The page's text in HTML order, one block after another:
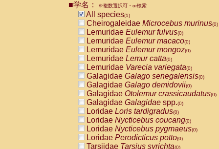
CebidaeCebus nigrivittatus
CebidaeCebus
CebidaeSaimiri boliviensis(0)
CebidaeSaimiri sciureus(0)
AtelidaeAlouatta caraya(0)
AtelidaeAlouatta fusca(0)
AtelidaeAlouatta seniculus
AtelidaeAlouattaspp.(0)
AtelidaeAteles belzebuth(0)
AtelidaeAteles geoffroyi(0)
AtelidaeAteles paniscus(0)
AtelidaeAtelesspp.(0)
Atelidae Lagothrix lagothricha
AtelidaeLagothrix lagothricha cana
PitheciidaeCacajao calvus
PitheciidaeCallicebus cupreus
PitheciidaeCallicebus donacophilus
■学名： ※複数選択可・or検索
All species(1)
Cheirogaleidae Microcebus murinus(0)
Lemuridae Eulemur fulvus(0)
Lemuridae Eulemur macaco(0)
Lemuridae Eulemur mongoz(0)
Lemuridae Lemur catta(0)
Lemuridae Varecia variegata(0)
Galagidae Galago senegalensis(0)
Galagidae Galago demidovii(0)
Galagidae Otolemur crassicaudatus(0)
Galagidae Galagidae spp.(0)
Loridae Loris tardigradus(0)
Loridae Nycticebus coucang(0)
Loridae Nycticebus pygmaeus(0)
Loridae Perodicticus potto(0)
Tarsiidae Tarsius syrichta(0)